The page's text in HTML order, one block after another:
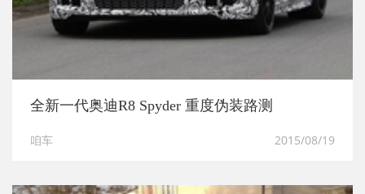
全新一代奥迪R8 Spyder 重度伪装路测
咱车 2015/08/19